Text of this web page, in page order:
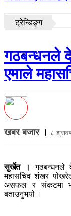
ट्रेन्डिङ्ग
गठबन्धनले
एमाले
खबर बजार। ८
सुर्खेत ।
गठबन्धनले
महासचिव शंखर
असफल र संकटमा
बताउनुभयो ।